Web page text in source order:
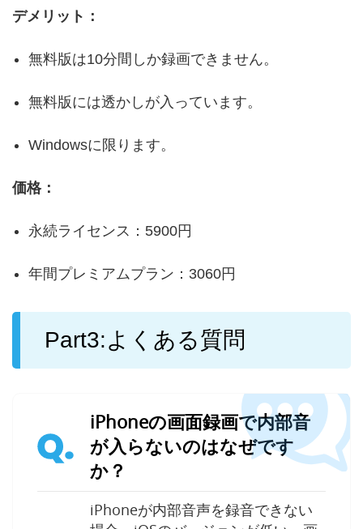
デメリット：
無料版は10分間しか録画できません。
無料版には透かしが入っています。
Windowsに限ります。
価格：
永続ライセンス：5900円
年間プレミアムプラン：3060円
Part3:よくある質問
Q.
iPhoneの画面録画で内部音
が入らないのはなぜです
か？
iPhoneが内部音声を録音できない